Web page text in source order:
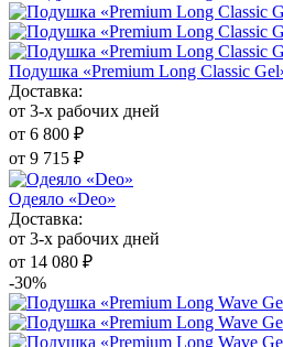
Подушка «Premium Long Classic
Доставка:
от 3-х рабочих дней
от 6 800 ₽
от 9 715 ₽
Одеяло «Deo»
Доставка:
от 3-х рабочих дней
от 14 080 ₽
-30%